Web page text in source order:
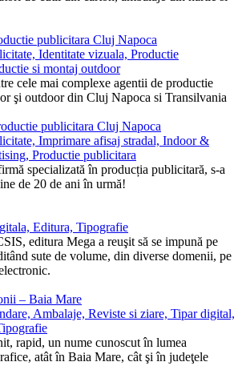
publicitara Cluj Napoca
Identitate vizuala, Productie
si montaj outdoor
cele mai complexe agentii de productie
şi outdoor din Cluj Napoca si Transilvania
publicitara Cluj Napoca
Imprimare afisaj stradal, Indoor &
Productie publicitara
specializată în producția publicitară, s-a
de 20 de ani în urmă!
Editura, Tipografie
editura Mega a reuşit să se impună pe
sute de volume, din diverse domenii, pe
– Baia Mare
Ambalaje, Reviste si ziare, Tipar digital,
rapid, un nume cunoscut în lumea
atât în Baia Mare, cât şi în judeţele